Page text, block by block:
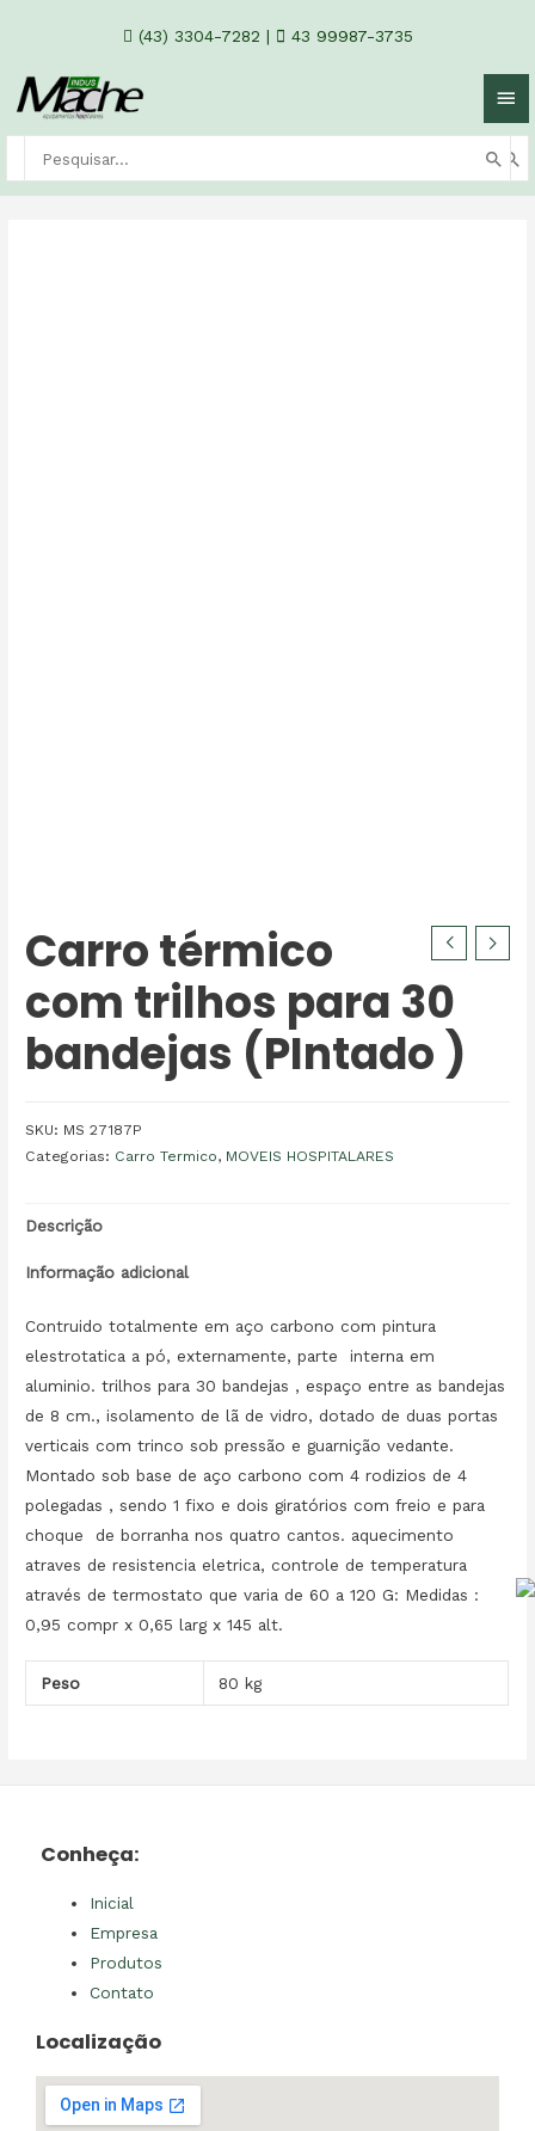
(43) 3304-7282 | 43 99987-3735
Carro térmico
com trilhos para 30
bandejas (PIntado )
SKU: MS 27187P
Categorias: Carro Termico, MOVEIS HOSPITALARES
Descrição
Informação adicional
Contruido totalmente em aço carbono com pintura
elestrotatica a pó, externamente, parte interna em
aluminio. trilhos para 30 bandejas , espaço entre as bandejas
de 8 cm., isolamento de lã de vidro, dotado de duas portas
verticais com trinco sob pressão e guarnição vedante.
Montado sob base de aço carbono com 4 rodizios de 4
polegadas , sendo 1 fixo e dois giratórios com freio e para
choque de borranha nos quatro cantos. aquecimento
atraves de resistencia eletrica, controle de temperatura
através de termostato que varia de 60 a 120 G: Medidas :
0,95 compr x 0,65 larg x 145 alt.
Peso 80 kg
Conheça:
Inicial
Empresa
Produtos
Contato
Localização